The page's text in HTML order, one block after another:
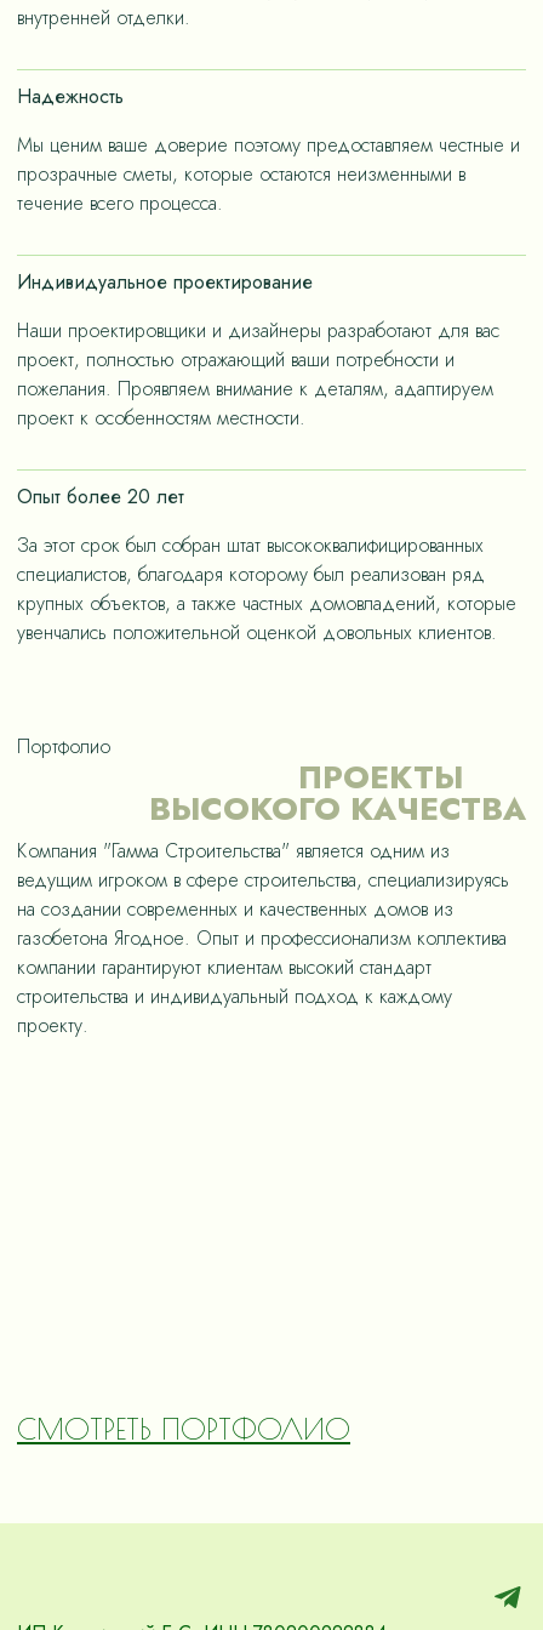
членов семьи.
– не только эстетичные, но и долговечные, как за
счет дизайнерских решений, ориентированных на
«медленную моду».
внутренней отделки.
Надежность
Мы ценим ваше доверие поэтому предоставляем честные и
прозрачные сметы, которые остаются неизменными в
течение всего процесса.
Индивидуальное проектирование
Наши проектировщики и дизайнеры разработают для вас
проект, полностью отражающий ваши потребности и
пожелания. Проявляем внимание к деталям, адаптируем
проект к особенностям местности.
Опыт более 20 лет
За этот срок был собран штат высококвалифицированных
специалистов, благодаря которому был реализован ряд
крупных объектов, а также частных домовладений, которые
увенчались положительной оценкой довольных клиентов.
Портфолио
ПРОЕКТЫ
ВЫСОКОГО КАЧЕСТВА
Компания "Гамма Строительства" является одним из
ведущим игроком в сфере строительства, специализируясь
на создании современных и качественных домов из
газобетона Ягодное. Опыт и профессионализм коллектива
компании гарантируют клиентам высокий стандарт
строительства и индивидуальный подход к каждому
проекту.
СМОТРЕТЬ ПОРТФОЛИО